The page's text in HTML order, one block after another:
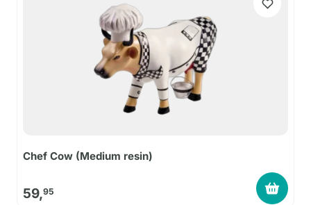
Chef Cow (Medium resin)
59,95